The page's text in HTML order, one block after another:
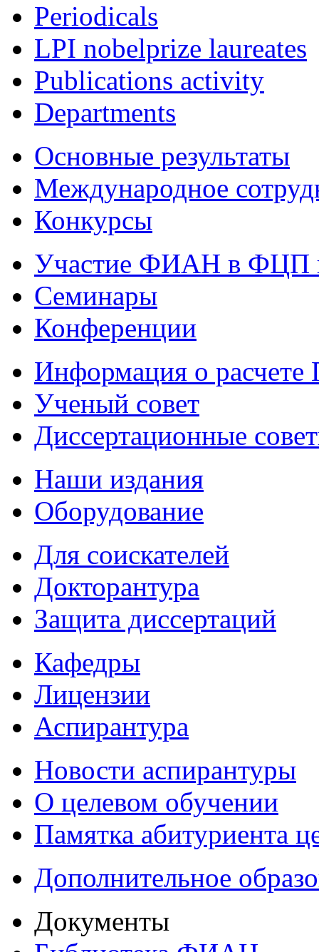
Periodicals
LPI nobelprize laureates
Publications activity
Departments
Основные результаты
Международное
Конкурсы
Участие ФИАН в ФЦП
Семинары
Конференции
Информация о
Ученый совет
Диссертационные
Наши издания
Оборудование
Для соискателей
Докторантура
Защита диссертаций
Кафедры
Лицензии
Аспирантура
Новости аспирантуры
О целевом обучении
Памятка абитуриента
Дополнительное
Документы